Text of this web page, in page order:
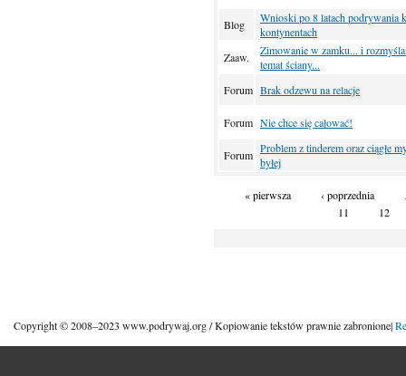
Blog
Wnioski po 8 latach podrywania
kontynentach
Zaaw.
Zimowanie w zamku... i
temat ściany...
Forum Brak odzewu na relacje
Forum Nie chce się całować!
Forum Problem z tinderem oraz ciągłe
byłej
« pierwsza ‹ poprzednia
11
12
Copyright © 2008–2023 www.podrywaj.org / Kopiowanie tekstów prawnie zabronione|